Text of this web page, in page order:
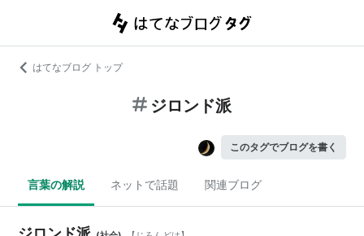
はてなブログ トップ
ジロンド派
このタグでブログを書く
言葉の解説 ネットで話題 関連ブログ